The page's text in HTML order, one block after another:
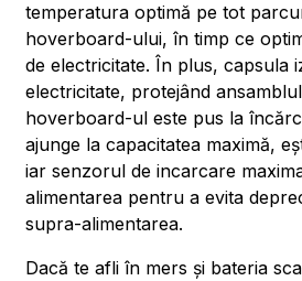
temperatura optimă pe tot
hoverboard-ului, în timp ce
de electricitate. În plus, capsula
electricitate, protejând
hoverboard-ul este pus la
ajunge la capacitatea maximă,
iar senzorul de incarcare
alimentarea pentru a evita
supra-alimentarea.
Dacă te afli în mers și bateria